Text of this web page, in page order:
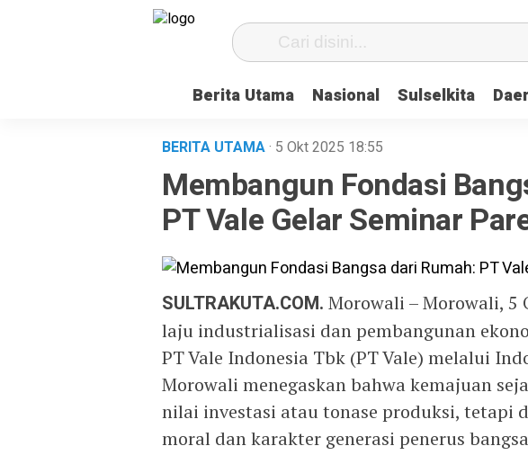
Berita Utama Nasional Sulselkita
BERITA UTAMA· 5 Okt 2025 18:55
Membangun Fondasi
PT Vale Gelar Seminar
SULTRAKUTA.COM. Morowali – Morowali, 5
laju industrialisasi dan pembangunan
PT Vale Indonesia Tbk (PT Vale) melalui
Morowali menegaskan bahwa kemajuan
nilai investasi atau tonase produksi, tetapi
moral dan karakter generasi penerus